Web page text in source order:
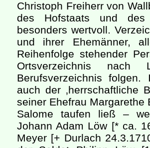
Christoph Freiherr von
des Hofstaats und
besonders wertvoll.
und ihrer Ehemänner,
Reihenfolge stehender
Ortsverzeichnis
Berufsverzeichnis
auch der ‚herrschaftliche
seiner Ehefrau Margarethe
Salome taufen ließ –
Johann Adam Löw [* ca.
Meyer [+ Durlach